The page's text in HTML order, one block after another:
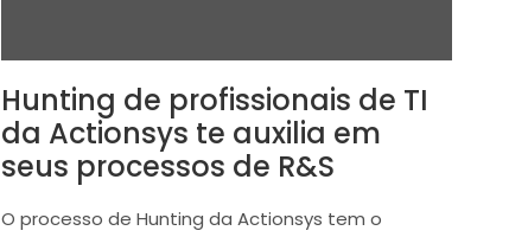
Hunting de profissionais de TI
da Actionsys te auxilia em
seus processos de R&S
O processo de Hunting da Actionsys tem o